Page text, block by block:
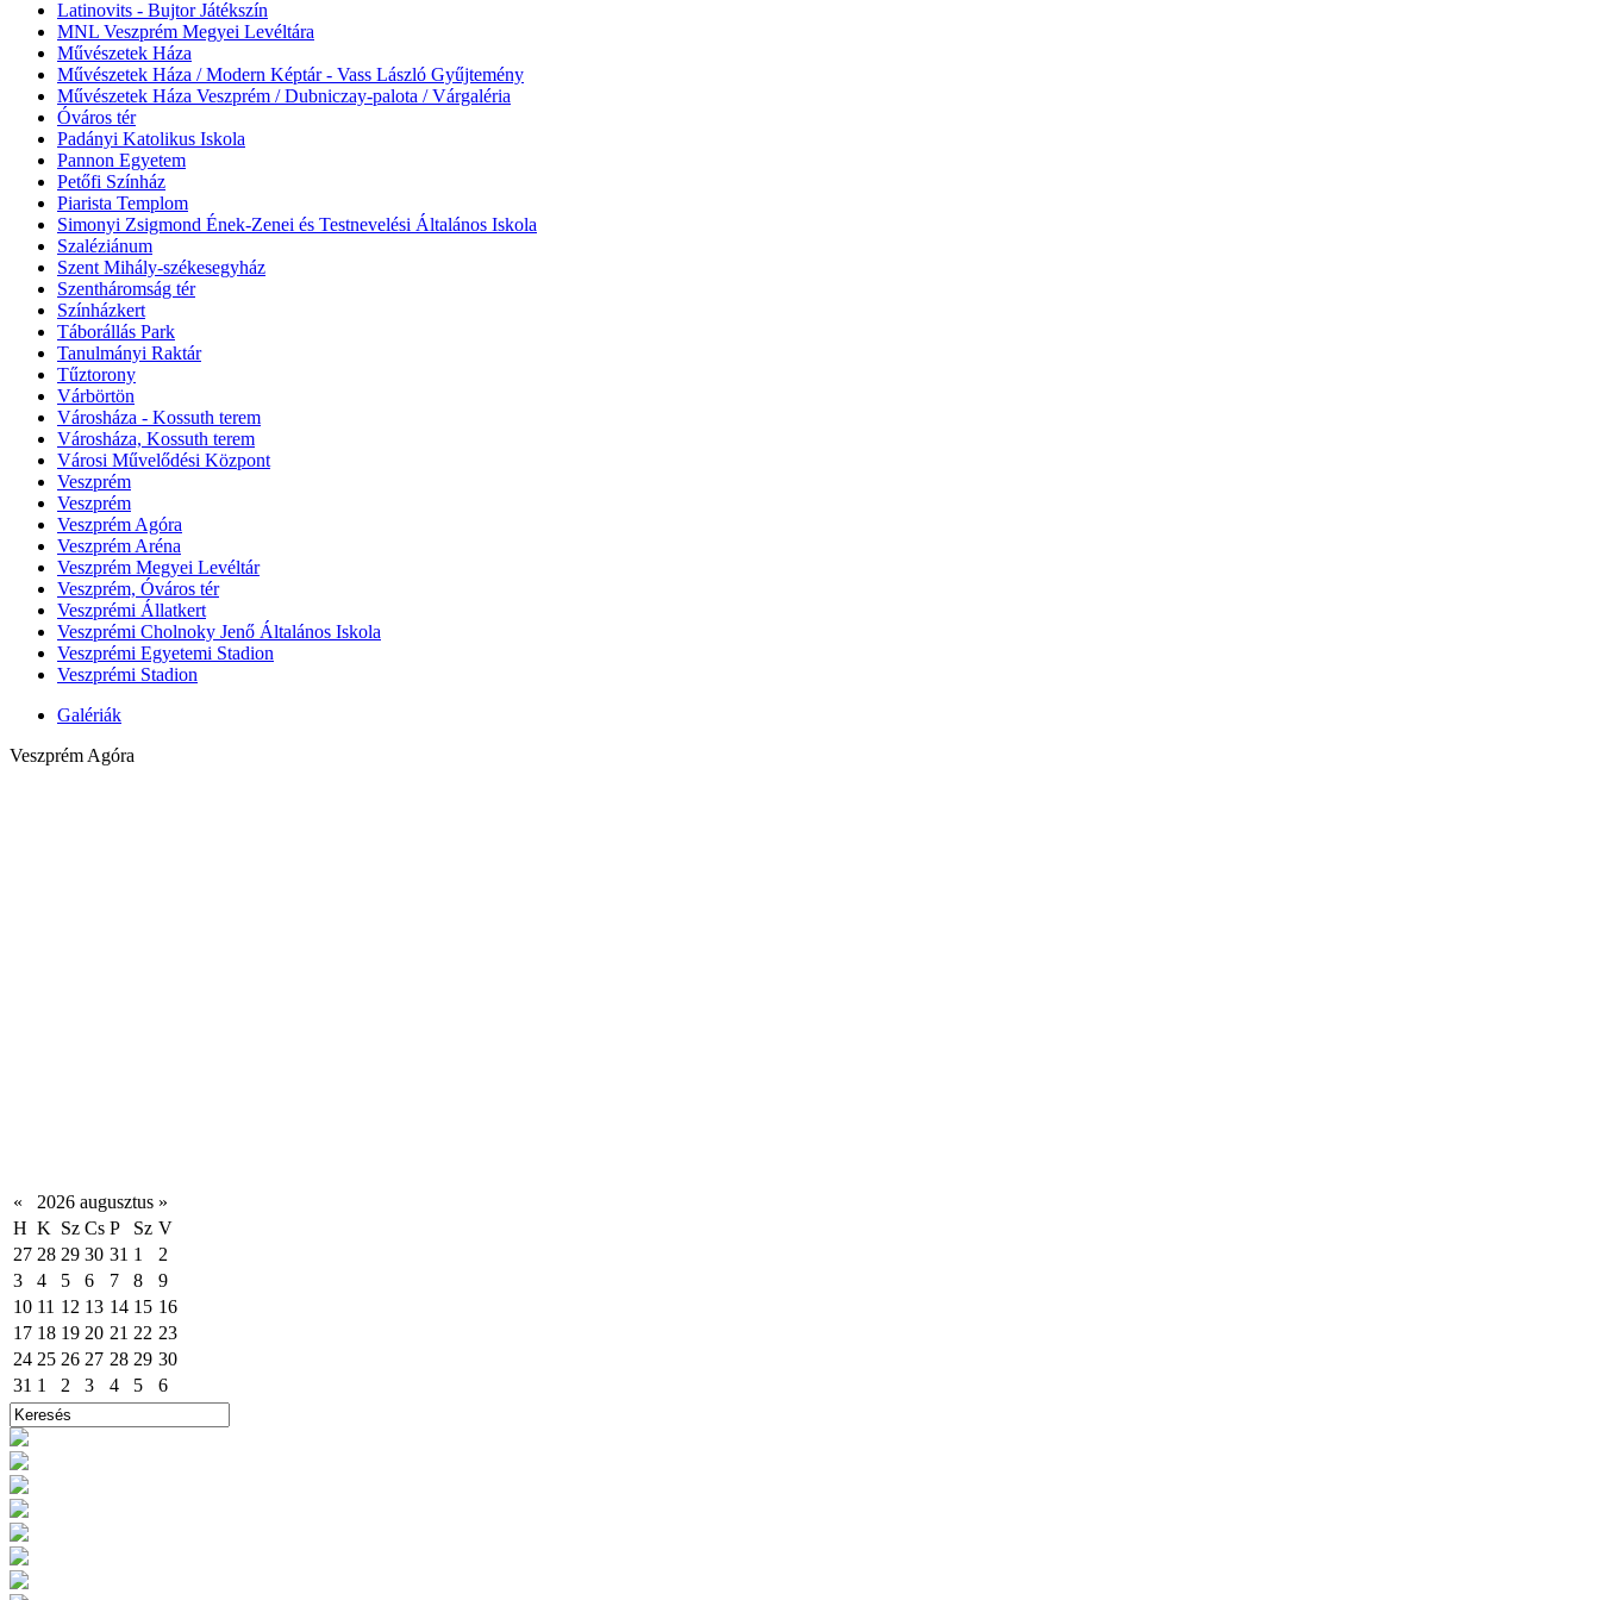
Latinovits - Bujtor Játékszín
MNL Veszprém Megyei Levéltára
Művészetek Háza
Művészetek Háza / Modern Képtár - Vass László Gyűjtemény
Művészetek Háza Veszprém / Dubniczay-palota / Várgaléria
Óváros tér
Padányi Katolikus Iskola
Pannon Egyetem
Petőfi Színház
Piarista Templom
Simonyi Zsigmond Ének-Zenei és Testnevelési Általános Iskola
Szaléziánum
Szent Mihály-székesegyház
Szentháromság tér
Színházkert
Táborállás Park
Tanulmányi Raktár
Tűztorony
Várbörtön
Városháza - Kossuth terem
Városháza, Kossuth terem
Városi Művelődési Központ
Veszprém
Veszprém
Veszprém Agóra
Veszprém Aréna
Veszprém Megyei Levéltár
Veszprém, Óváros tér
Veszprémi Állatkert
Veszprémi Cholnoky Jenő Általános Iskola
Veszprémi Egyetemi Stadion
Veszprémi Stadion
Galériák
Veszprém Agóra
« 2026 augusztus »
H K Sz Cs P Sz V
27 28 29 30 31 1
2
3
4 5 6 7 8
9
10 11 12 13 14 15 16
17 18 19 20 21 22 23
24 25 26 27 28 29 30
31 1 2 3 4 5 6